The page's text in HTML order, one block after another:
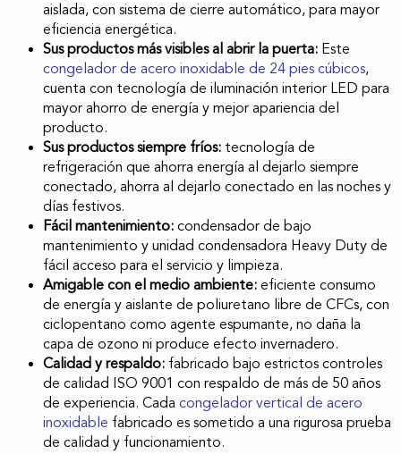
aislada, con sistema de cierre automático, para mayor
eficiencia energética.
Sus productos más visibles al abrir la puerta: Este
congelador de acero inoxidable de 24 pies cúbicos,
cuenta con tecnología de iluminación interior LED para
mayor ahorro de energía y mejor apariencia del
producto.
Sus productos siempre fríos: tecnología de
refrigeración que ahorra energía al dejarlo siempre
conectado, ahorra al dejarlo conectado en las noches y
días festivos.
Fácil mantenimiento:condensador de bajo
mantenimiento y unidad condensadora Heavy Duty de
fácil acceso para el servicio y limpieza.
Amigable con el medio ambiente:eficiente consumo
de energía y aislante de poliuretano libre de CFCs, con
ciclopentano como agente espumante, no daña la
capa de ozono ni produce efecto invernadero.
Calidad y respaldo: fabricado bajo estrictos controles
de calidad ISO 9001 con respaldo de más de 50 años
de experiencia. Cada congelador vertical de acero
inoxidable fabricado es sometido a una rigurosa prueba
de calidad y funcionamiento.